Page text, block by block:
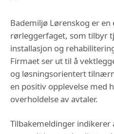
Bademiljø Lørenskog er
rørleggerfaget, som tilbyr
installasjon og
Firmaet ser ut til å
og løsningsorientert
en positiv opplevelse med
overholdelse av avtaler.
Tilbakemeldinger indikerer